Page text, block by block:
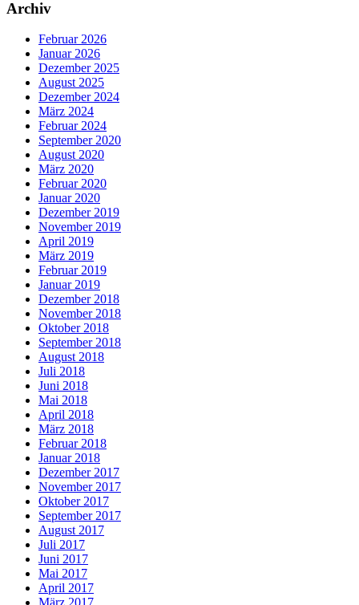
Archiv
Februar 2026
Januar 2026
Dezember 2025
August 2025
Dezember 2024
März 2024
Februar 2024
September 2020
August 2020
März 2020
Februar 2020
Januar 2020
Dezember 2019
November 2019
April 2019
März 2019
Februar 2019
Januar 2019
Dezember 2018
November 2018
Oktober 2018
September 2018
August 2018
Juli 2018
Juni 2018
Mai 2018
April 2018
März 2018
Februar 2018
Januar 2018
Dezember 2017
November 2017
Oktober 2017
September 2017
August 2017
Juli 2017
Juni 2017
Mai 2017
April 2017